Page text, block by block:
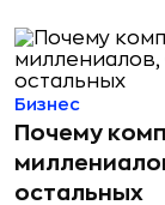
Почему
остальных
Бизнес